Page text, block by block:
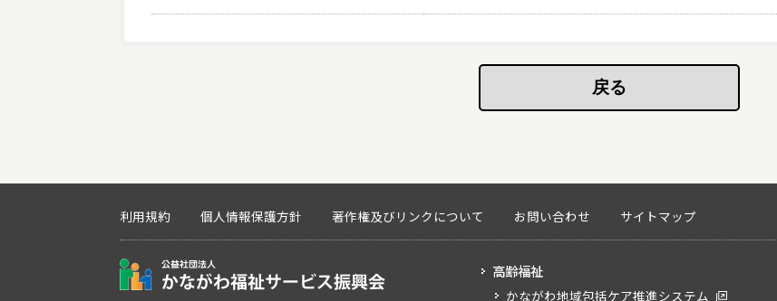
利用規約 個人情報保護方針 著作権及びリンクについて お問い合わせ サイトマップ
高齢福祉
かながわ地域包括ケア推進システム